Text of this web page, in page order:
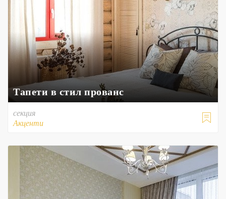
Тапети в стил прованс

секция
Акценти